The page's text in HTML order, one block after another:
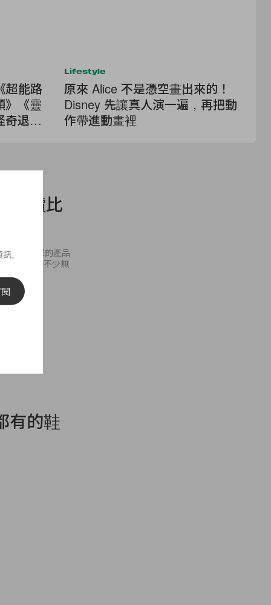
超能路
》《靈
奇退休
Lifestyle
原來 Alice 不是憑空畫出來的！
Disney 先讓真人演一遍，再把動
作帶進動畫裡
性價比
，他們家的產品
經介紹過不少無
有的鞋
。